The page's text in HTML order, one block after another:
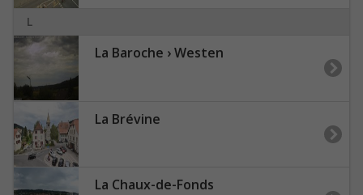
L
La Baroche › Westen
La Brévine
La Chaux-de-Fonds